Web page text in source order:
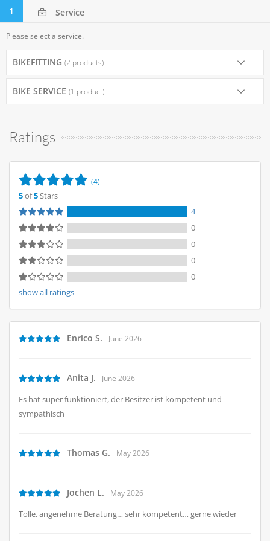
1 Service
Please select a service.
BIKEFITTING (2 products)
BIKE SERVICE (1 product)
Ratings
(4)
5of5Stars
4
0
0
0
0
show all ratings
Enrico S. June 2026
Anita J. June 2026
Es hat super funktioniert, der Besitzer ist kompetent und
sympathisch
Thomas G. May 2026
Jochen L. May 2026
Tolle, angenehme Beratung… sehr kompetent… gerne wieder